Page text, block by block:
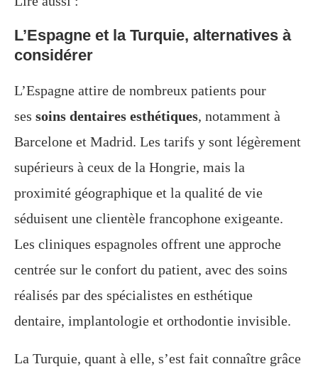
L’Espagne et la Turquie, alternatives à
considérer
L’Espagne attire de nombreux patients pour
ses soins dentaires esthétiques, notamment à
Barcelone et Madrid. Les tarifs y sont légèrement
supérieurs à ceux de la Hongrie, mais la
proximité géographique et la qualité de vie
séduisent une clientèle francophone exigeante.
Les cliniques espagnoles offrent une approche
centrée sur le confort du patient, avec des soins
réalisés par des spécialistes en esthétique
dentaire, implantologie et orthodontie invisible.
La Turquie, quant à elle, s’est fait connaître grâce